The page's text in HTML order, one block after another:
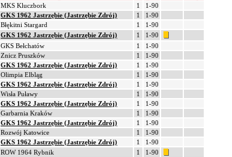
MKS Kluczbork 1
1-90
GKS 1962 Jastrzębie (Jastrzębie Zdrój) 1
1-90
Błękitni Stargard 1
1-90
GKS 1962 Jastrzębie (Jastrzębie Zdrój) 1
1-90
GKS Bełchatów 1
1-90
Znicz Pruszków 1
1-90
GKS 1962 Jastrzębie (Jastrzębie Zdrój) 1
1-90
Olimpia Elbląg 1
1-90
GKS 1962 Jastrzębie (Jastrzębie Zdrój) 1
1-90
Wisła Puławy 1
1-90
GKS 1962 Jastrzębie (Jastrzębie Zdrój) 1
1-90
Garbarnia Kraków 1
1-90
GKS 1962 Jastrzębie (Jastrzębie Zdrój) 1
1-90
Rozwój Katowice 1
1-90
GKS 1962 Jastrzębie (Jastrzębie Zdrój) 1
1-90
ROW 1964 Rybnik 1
1-90